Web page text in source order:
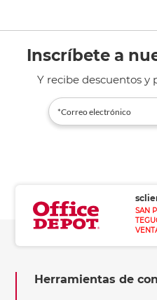
Inscríbete a
Y recibe descuentos y
SAN
Herramientas de